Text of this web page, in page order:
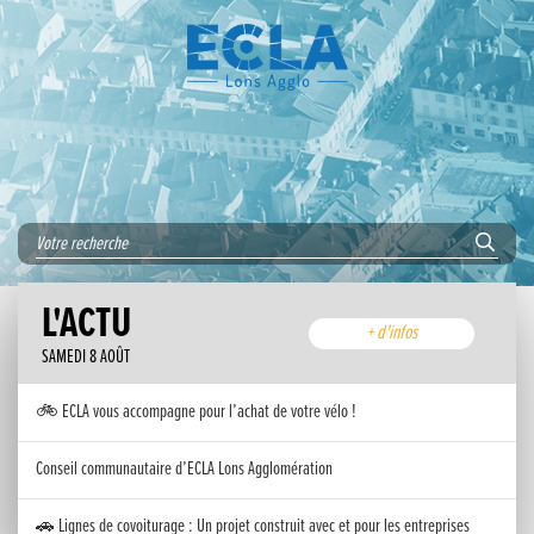
L'ACTU
SAMEDI 8 AOÛT
+ d'infos
🚲 ECLA vous accompagne pour l’achat de votre vélo !
Conseil communautaire d’ECLA Lons Agglomération
🚗 Lignes de covoiturage : Un projet construit avec et pour les entreprises